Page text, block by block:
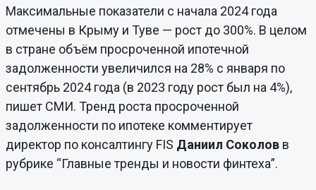
Максимальные показатели с начала 2024 года
отмечены в Крыму и Туве — рост до 300%. В целом
в стране объём просроченной ипотечной
задолженности увеличился на 28% с января по
сентябрь 2024 года (в 2023 году рост был на 4%),
пишет СМИ. Тренд роста просроченной
задолженности по ипотеке комментирует
директор по консалтингу FIS Даниил Соколов в
рубрике “Главные тренды и новости финтеха”.